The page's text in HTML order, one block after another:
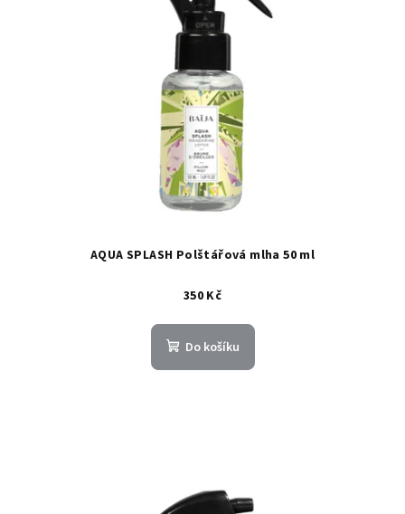
AQUA SPLASH Polštářová mlha 50 ml
350 Kč
Do košíku